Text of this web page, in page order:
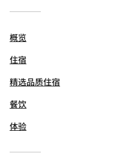
概览
住宿
精选品质住宿
餐饮
体验